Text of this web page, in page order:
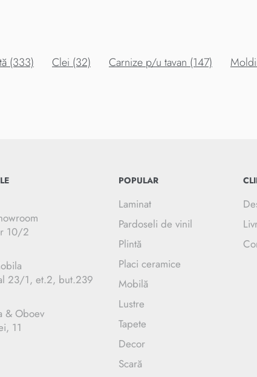
(333) Clei (32) Carnize p/u tavan (147)
10/2
23/1, et.2, but.239
& Oboev
11
POPULAR
Laminat
Pardoseli de vinil
Plintă
Placi ceramice
Mobilă
Lustre
Tapete
Decor
Scară